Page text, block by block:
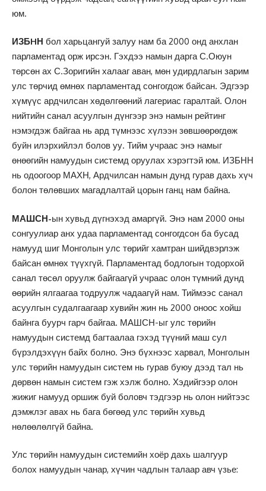
юм.
ИЗБHН бол харьцангуй залуу нам ба 2000 онд анхлан
парламентад орж ирсэн. Гэхдээ намын дарга С.Оюун
төрсөн ах С.Зоригийн халааг аван, мөн удирдлагын зарим
улс төрчид өмнөх парламентад сонгогдож байсан. Эдгээр
хүмүүс ардчилсан хөдөлгөөний лагериас гаралтай. Олон
нийтийн санал асуулгын дүнгээр энэ намын рейтинг
нэмэгдэж байгаа нь ард түмнээс хүлээн зөвшөөрөгдөж
буйн илэрхийлэл болов уу. Тийм учраас энэ намыг
өнөөгийн намуудын системд оруулах хэрэгтэй юм. ИЗБНН
нь одоогоор МАХН, Ардчилсан намын дунд гурав дахь хүч
болон төлөвших магадлалтай цорын ганц нам байна.
МАШСН-ын хувьд дүгнэхэд амаргүй. Энэ нам 2000 оны
сонгуулиар анх удаа парламентад сонгогдсон ба бусад
намууд шиг Монголын улс төрийг хамтран шийдвэрлэж
байсан өмнөх түүхгүй. Парламентад бодлогын тодорхой
санал төсөл оруулж байгаагүй учраас олон түмний дунд
өөрийн ялгаагаа тодруулж чадаагүй нам. Тиймээс санал
асуулгын судалгаагаар хувийн жин нь 2000 оноос хойш
байнга буурч гарч байгаа. МАШСН-ыг улс төрийн
намуудын системд багтаалаа гэхэд түүний маш сул
бүрэлдэхүүн байх болно. Энэ бүхнээс харвал, Монголын
улс төрийн намуудын систем нь гурав буюу дээд тал нь
дөрвөн намын систем гэж хэлж болно. Хэдийгээр олон
жижиг намууд оршиж буй боловч тэдгээр нь олон нийтээс
дэмжлэг авах нь бага бөгөөд улс төрийн хувьд
нөлөөлөлгүй байна.
Улс төрийн намуудын системийн хоёр дахь шалгуур
болох намуудын чанар, хүчин чадлын талаар авч үзье: